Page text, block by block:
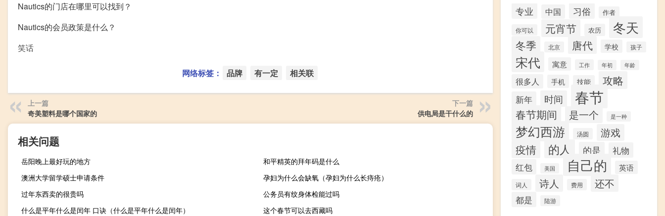
Nautics的门店在哪里可以找到？
Nautics的会员政策是什么？
笑话
网络标签： 品牌 有一定 相关联
上一篇
奇美塑料是哪个国家的
下一篇
供电局是干什么的
相关问题
岳阳晚上最好玩的地方
和平精英的拜年码是什么
澳洲大学留学硕士申请条件
孕妇为什么会缺氧（孕妇为什么长痔疮）
过年东西卖的很贵吗
公务员有纹身体检能过吗
什么是平年什么是闰年 口诀（什么是平年什么是闰年）
这个春节可以去西藏吗
专业 中国 习俗 作者
你可以 元宵节 农历 冬天
冬季 北京 唐代 学校 孩子
宋代 寓意 工作 年初 年龄
很多人 手机 技能 攻略
新年 时间 春节
春节期间 是一个 是一种
梦幻西游 汤圆 游戏
疫情 的人 的是
礼物
红包
美国 自己的 英语
词人 诗人 费用 还不
都是 陆游